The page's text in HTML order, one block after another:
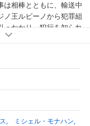
は相棒とともに、輸送中
ノ王ルビーノから犯罪組
っかかり、犯行を知られ
グの返却を強要される。
た。孤立無援の状況下
、ルビーノが経営するホ
ルビーノだけではな
ミシェル・モナハン